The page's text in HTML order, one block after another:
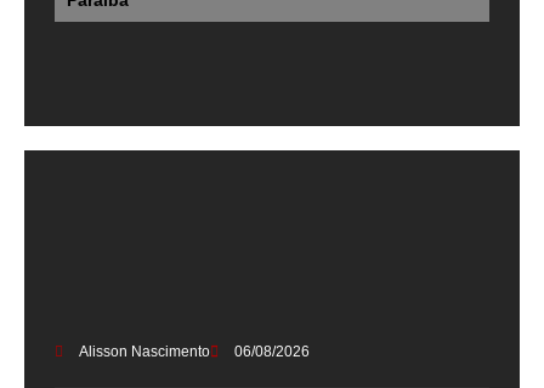
Alisson Nascimento 06/08/2026